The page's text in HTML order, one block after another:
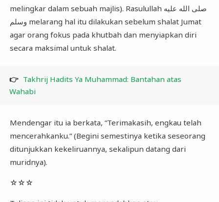
melingkar dalam sebuah majlis). Rasulullah صلى الله عليه
وسلم melarang hal itu dilakukan sebelum shalat Jumat
agar orang fokus pada khutbah dan menyiapkan diri
secara maksimal untuk shalat.
👉 Takhrij Hadits Ya Muhammad: Bantahan atas
Wahabi
Mendengar itu ia berkata, “Terimakasih, engkau telah
mencerahkanku.” (Begini semestinya ketika seseorang
ditunjukkan kekeliruannya, sekalipun datang dari
muridnya).
☆☆☆